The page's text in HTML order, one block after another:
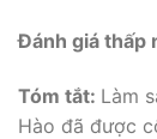
Đánh giá thấp
Tóm tắt: Làm
Hào đã được